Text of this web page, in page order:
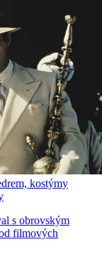
kostýmy
s obrovským
filmových